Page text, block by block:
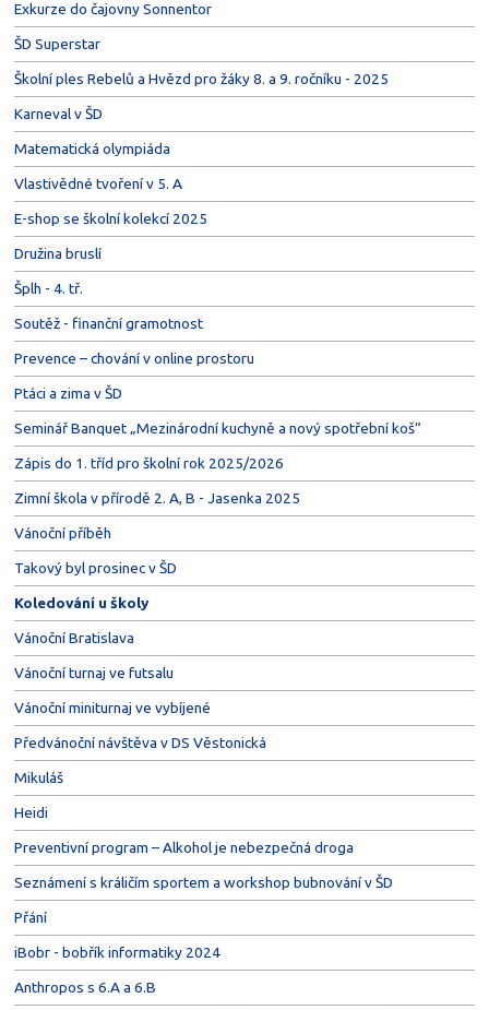
Exkurze do čajovny Sonnentor
ŠD Superstar
Školní ples Rebelů a Hvězd pro žáky 8. a 9. ročníku - 2025
Karneval v ŠD
Matematická olympiáda
Vlastivědné tvoření v 5. A
E-shop se školní kolekcí 2025
Družina bruslí
Šplh - 4. tř.
Soutěž - finanční gramotnost
Prevence – chování v online prostoru
Ptáci a zima v ŠD
Seminář Banquet „Mezinárodní kuchyně a nový spotřební koš“
Zápis do 1. tříd pro školní rok 2025/2026
Zimní škola v přírodě 2. A, B - Jasenka 2025
Vánoční příběh
Takový byl prosinec v ŠD
Koledování u školy
Vánoční Bratislava
Vánoční turnaj ve futsalu
Vánoční miniturnaj ve vybíjené
Předvánoční návštěva v DS Věstonická
Mikuláš
Heidi
Preventivní program – Alkohol je nebezpečná droga
Seznámení s králičím sportem a workshop bubnování v ŠD
Přání
iBobr - bobřík informatiky 2024
Anthropos s 6.A a 6.B